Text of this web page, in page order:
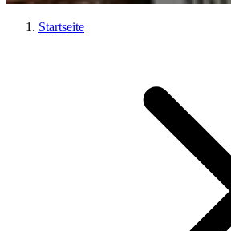
Startseite